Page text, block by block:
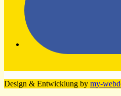
Design & Entwicklung by my-